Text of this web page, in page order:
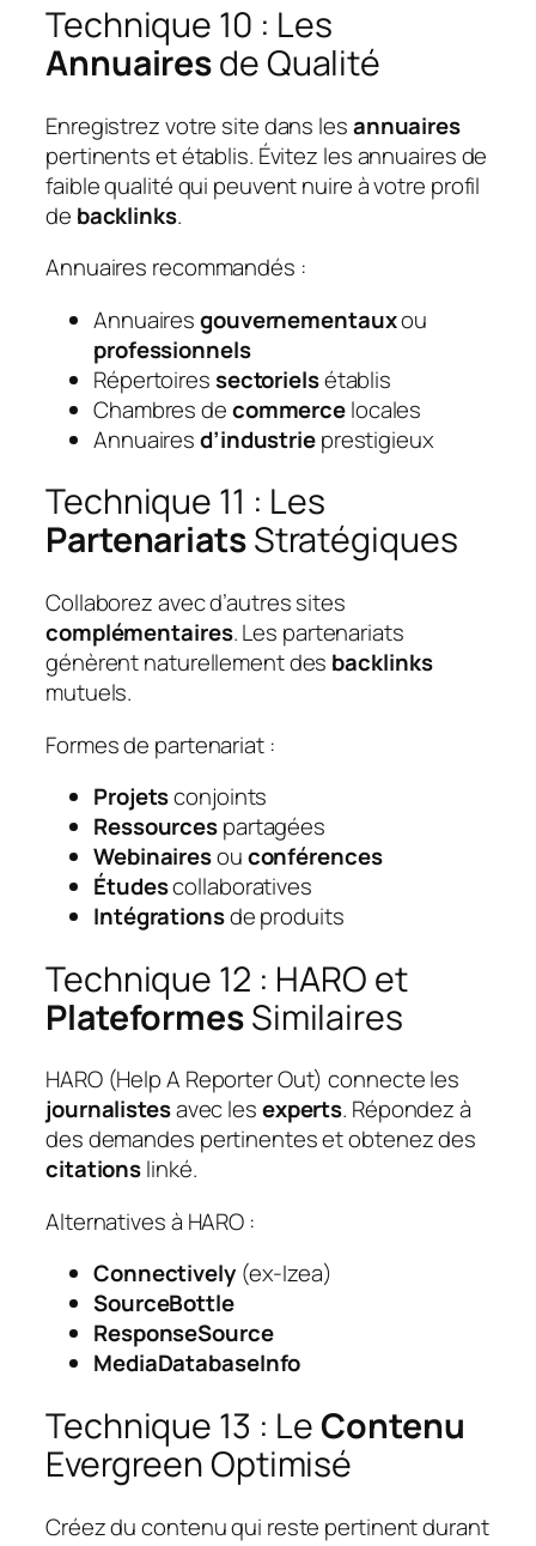
Technique 10 : Les
Annuairesde Qualité
Enregistrez votre site dans lesannuaires
pertinents et établis. Évitez les annuaires de
faible qualité qui peuvent nuire à votre profil
de backlinks.
Annuaires recommandés :
Annuairesgouvernementauxou
professionnels
Répertoiressectorielsétablis
Chambres decommercelocales
Annuairesd’industrieprestigieux
Technique 11 : Les
PartenariatsStratégiques
Collaborez avec d’autres sites
complémentaires. Les partenariats
génèrent naturellement des backlinks
mutuels.
Formes de partenariat :
Projetsconjoints
Ressourcespartagées
Webinairesouconférences
Étudescollaboratives
Intégrationsde produits
Technique 12 : HARO et
PlateformesSimilaires
HARO (Help A Reporter Out) connecte les
journalistesavec lesexperts. Répondez à
des demandes pertinentes et obtenez des
citationslinké.
Alternatives à HARO :
Connectively(ex-Izea)
SourceBottle
ResponseSource
MediaDatabaseInfo
Technique 13 : LeContenu
Evergreen Optimisé
Créez du contenu qui reste pertinent durant